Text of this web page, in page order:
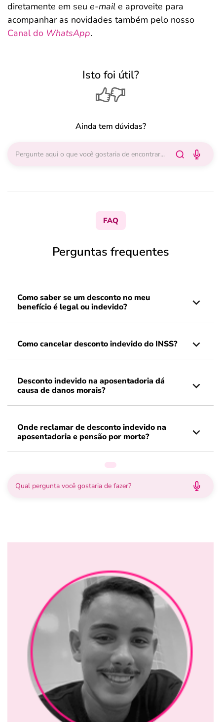
diretamente em seu e-mail e aproveite para
acompanhar as novidades também pelo nosso
Canal do WhatsApp.
Isto foi útil?
Ainda tem dúvidas?
FAQ
Perguntas frequentes
Como saber se um desconto no meu
benefício é legal ou indevido?
Como cancelar desconto indevido do INSS?
Desconto indevido na aposentadoria dá
causa de danos morais?
Onde reclamar de desconto indevido na
aposentadoria e pensão por morte?